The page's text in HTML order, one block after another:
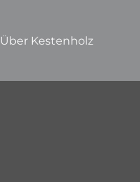
Über Kestenholz